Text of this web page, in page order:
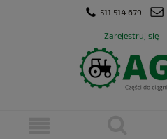
511 514 679
Zarejestruj się